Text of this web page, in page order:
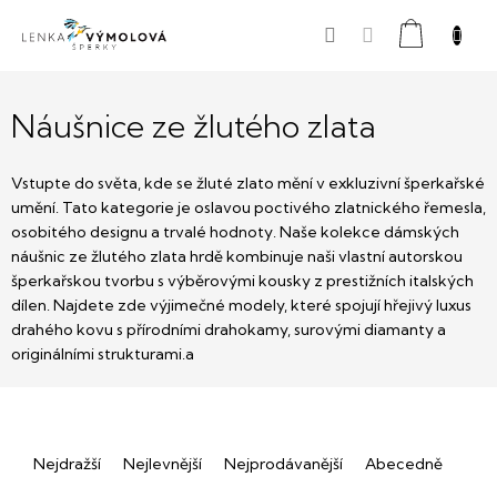
Nákupní
Náušnice ze žlutého zlata
Vstupte do světa, kde se žluté zlato mění v exkluzivní šperkařské
umění. Tato kategorie je oslavou poctivého zlatnického řemesla,
osobitého designu a trvalé hodnoty. Naše kolekce dámských
náušnic ze žlutého zlata hrdě kombinuje naši vlastní autorskou
šperkařskou tvorbu s výběrovými kousky z prestižních italských
dílen. Najdete zde výjimečné modely, které spojují hřejivý luxus
drahého kovu s přírodními drahokamy, surovými diamanty a
originálními strukturami.a
aNejdražší Nejlevnější Nejprodávanější Abecedně